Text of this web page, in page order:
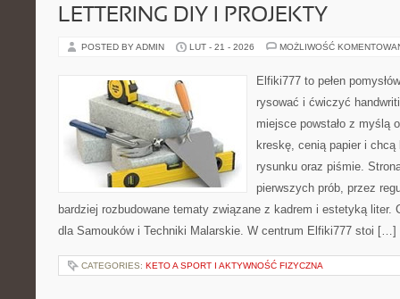
LETTERING DIY I PROJEKTY
POSTED BY ADMIN LUT - 21 - 2026 MOŻLIWOŚĆ
Elfiki777 to pełen
rysować i ćwiczyć
miejsce powstało z myślą
kreskę, cenią papier i chcą
rysunku oraz piśmie.
pierwszych prób, przez
bardziej rozbudowane tematy związane z kadrem i estetyką liter.
dla Samouków i Techniki Malarskie. W centrum Elfiki777 stoi […]
CATEGORIES: KETO A SPORT I AKTYWNOŚĆ FIZYCZNA